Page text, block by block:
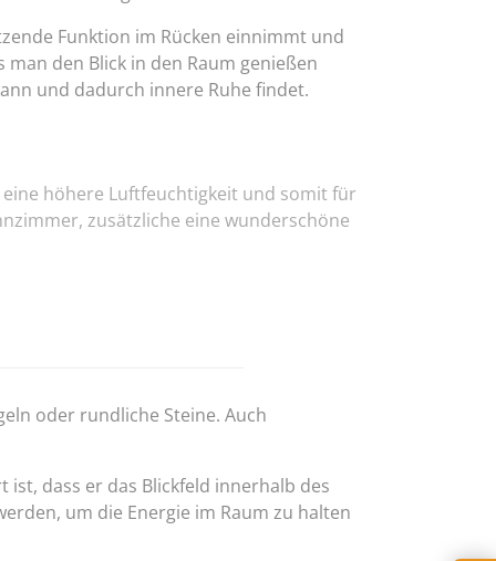
Funktion im Rücken einnimmt und
den Blick in den Raum genießen
und dadurch innere Ruhe findet.
höhere Luftfeuchtigkeit und somit für
zusätzliche eine wunderschöne
oder rundliche Steine. Auch
dass er das Blickfeld innerhalb des
um die Energie im Raum zu halten